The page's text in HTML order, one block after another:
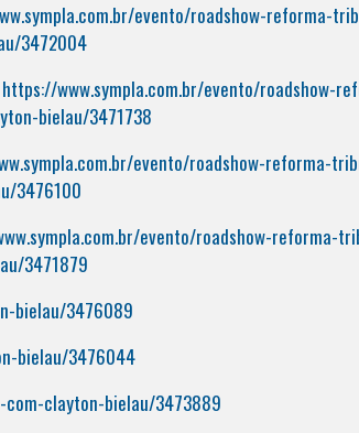
evento/roadshow-reforma-
3472004
https://www.sympla.com.br/evento/roadshow-
bielau/3471738
evento/roadshow-reforma-
3476100
evento/roadshow-reforma-
3471879
bielau/3476089
bielau/3476044
clayton-bielau/3473889